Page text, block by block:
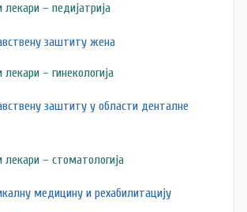
лекари – педијатрија
заштиту жена
лекари – гинекологија
заштиту у области денталне
лекари – стоматологија
медицину и рехабилитацију